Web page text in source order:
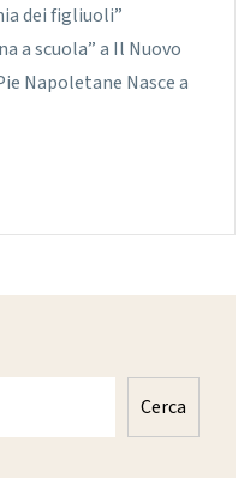
dei figliuoli”
a scuola” a Il Nuovo
Napoletane Nasce a
Cerca